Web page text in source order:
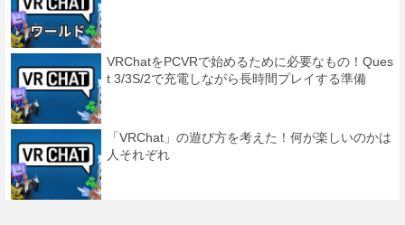
VRChatをPCVRで始めるために必要なもの！Ques
t 3/3S/2で充電しながら長時間プレイする準備
「VRChat」の遊び方を考えた！何が楽しいのかは
人それぞれ